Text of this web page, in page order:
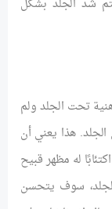
شد الجلد بشكل
تحت الجلد ولم
هذا يعني أن
له مظهر قبيح
سوف يتحسن